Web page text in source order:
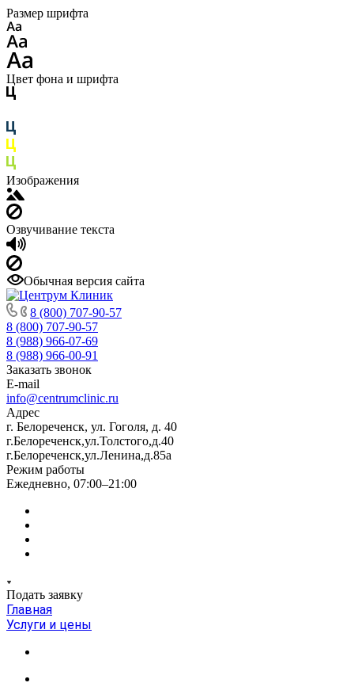
Размер шрифта
Цвет фона и шрифта
Изображения
Озвучивание текста
Обычная версия сайта
8 (800) 707-90-57
8 (800) 707-90-57
8 (988) 966-07-69
8 (988) 966-00-91
Заказать звонок
E-mail
info@centrumclinic.ru
Адрес
г. Белореченск, ул. Гоголя, д. 40
г.Белореченск,ул.Толстого,д.40
г.Белореченск,ул.Ленина,д.85а
Режим работы
Ежедневно, 07:00–21:00
Подать заявку
Главная
Услуги и цены